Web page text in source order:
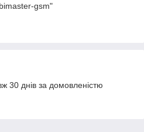
gsm"
30 днів за домовленістю